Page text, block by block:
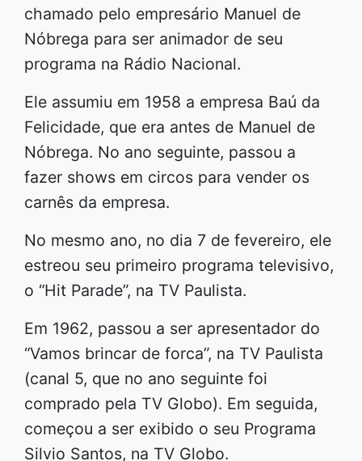
chamado pelo empresário Manuel de
Nóbrega para ser animador de seu
programa na Rádio Nacional.
Ele assumiu em 1958 a empresa Baú da
Felicidade, que era antes de Manuel de
Nóbrega. No ano seguinte, passou a
fazer shows em circos para vender os
carnês da empresa.
No mesmo ano, no dia 7 de fevereiro, ele
estreou seu primeiro programa televisivo,
o “Hit Parade”, na TV Paulista.
Em 1962, passou a ser apresentador do
“Vamos brincar de forca”, na TV Paulista
(canal 5, que no ano seguinte foi
comprado pela TV Globo). Em seguida,
começou a ser exibido o seu Programa
Silvio Santos, na TV Globo.